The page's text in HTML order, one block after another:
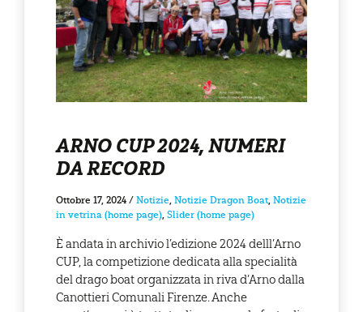
ARNO CUP 2024, NUMERI
DA RECORD
Ottobre 17, 2024 / Notizie, Notizie Dragon Boat, Notizie
in vetrina (home page), Slider (home page)
È andata in archivio l’edizione 2024 delll’Arno
CUP, la competizione dedicata alla specialità
del drago boat organizzata in riva d’Arno dalla
Canottieri Comunali Firenze. Anche